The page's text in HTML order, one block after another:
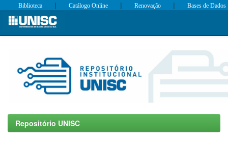
Skip
Biblioteca | Catálogo Online | Renovação | Bases de Dados
Repositório UNISC